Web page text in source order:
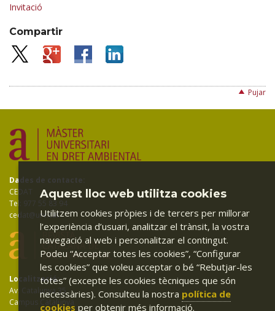
Invitació
Compartir
Pujar
Dades de contacte:
CEDAT
Tel: 977 55 83 94
cedat@urv.cat
Localització:
Av. Catalunya 35
Campus Catalunya
Aquest lloc web utilitza cookies
Utilitzem cookies pròpies i de tercers per millorar
l’experiència d’usuari, analitzar el trànsit, la vostra
navegació al web i personalitzar el contingut.
Podeu “Acceptar totes les cookies”, “Configurar
les cookies” que voleu acceptar o bé “Rebutjar-les
totes” (excepte les cookies tècniques que són
necessàries). Consulteu la nostra política de
cookies per obtenir més informació.